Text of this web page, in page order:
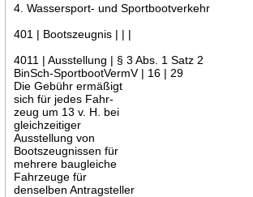
4. Wassersport- und Sportbootverkehr
401 | Bootszeugnis | | |
4011 | Ausstellung | § 3 Abs. 1 Satz 2
BinSch-SportbootVermV | 16 | 29
Die Gebühr ermäßigt
sich für jedes Fahr-
zeug um 13 v. H. bei
gleichzeitiger
Ausstellung von
Bootszeugnissen für
mehrere baugleiche
Fahrzeuge für
denselben Antragsteller